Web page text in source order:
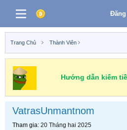
Trang Chủ Thành Viên
Hướng dẫn kiếm
VatrasUnmantnom
Tham gia 20 Tháng hai 2025